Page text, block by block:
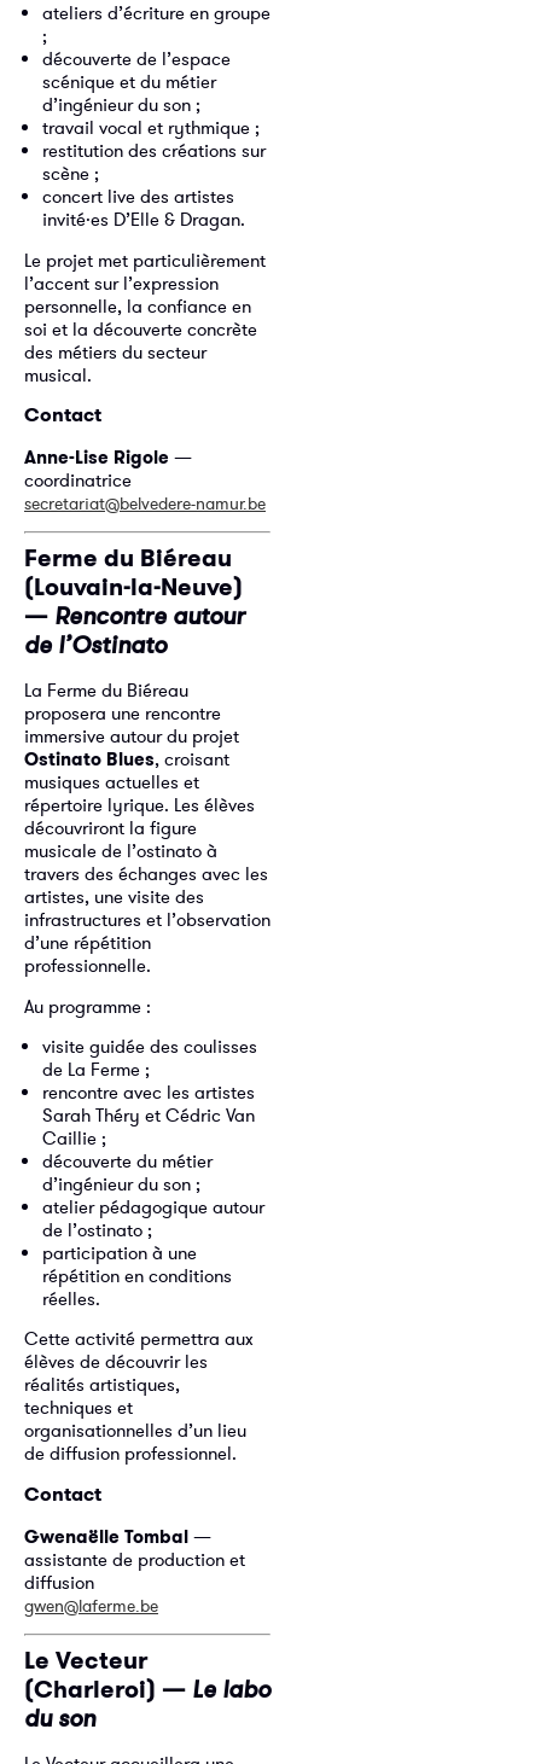
ateliers d’écriture en groupe
;
découverte de l’espace
scénique et du métier
d’ingénieur du son ;
travail vocal et rythmique ;
restitution des créations sur
scène ;
concert live des artistes
invité·es D’Elle & Dragan.
Le projet met particulièrement
l’accent sur l’expression
personnelle, la confiance en
soi et la découverte concrète
des métiers du secteur
musical.
Contact
Anne-Lise Rigole —
coordinatrice
secretariat@belvedere-namur.be
Ferme du Biéreau
(Louvain-la-Neuve)
— Rencontre autour
de l’Ostinato
La Ferme du Biéreau
proposera une rencontre
immersive autour du projet
Ostinato Blues, croisant
musiques actuelles et
répertoire lyrique. Les élèves
découvriront la figure
musicale de l’ostinato à
travers des échanges avec les
artistes, une visite des
infrastructures et l’observation
d’une répétition
professionnelle.
Au programme :
visite guidée des coulisses
de La Ferme ;
rencontre avec les artistes
Sarah Théry et Cédric Van
Caillie ;
découverte du métier
d’ingénieur du son ;
atelier pédagogique autour
de l’ostinato ;
participation à une
répétition en conditions
réelles.
Cette activité permettra aux
élèves de découvrir les
réalités artistiques,
techniques et
organisationnelles d’un lieu
de diffusion professionnel.
Contact
Gwenaëlle Tombal —
assistante de production et
diffusion
gwen@laferme.be
Le Vecteur
(Charleroi) — Le labo
du son